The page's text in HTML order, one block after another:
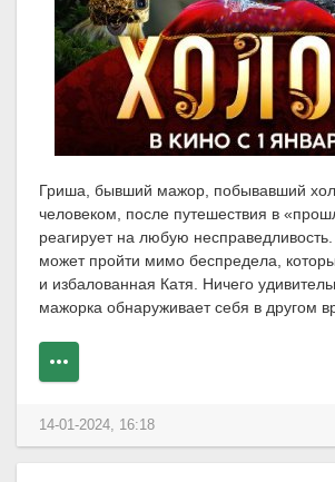
Гриша, бывший мажор, побывавший
человеком, после путешествия в
реагирует на любую
может пройти мимо беспредела,
и избалованная Катя. Ничего
мажорка обнаруживает себя в другом
14-01-2024, 16:18